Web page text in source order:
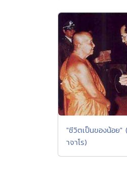
"ชีวิตเป็นของน้อย
าจาโร)